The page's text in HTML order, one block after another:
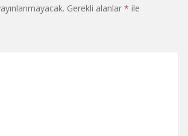
Gerekli alanlar * ile